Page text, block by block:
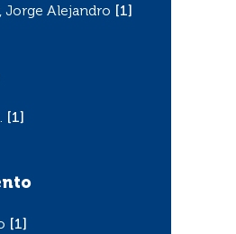
Alejandro
Jorge Alejandro [1]
[1]
[1]